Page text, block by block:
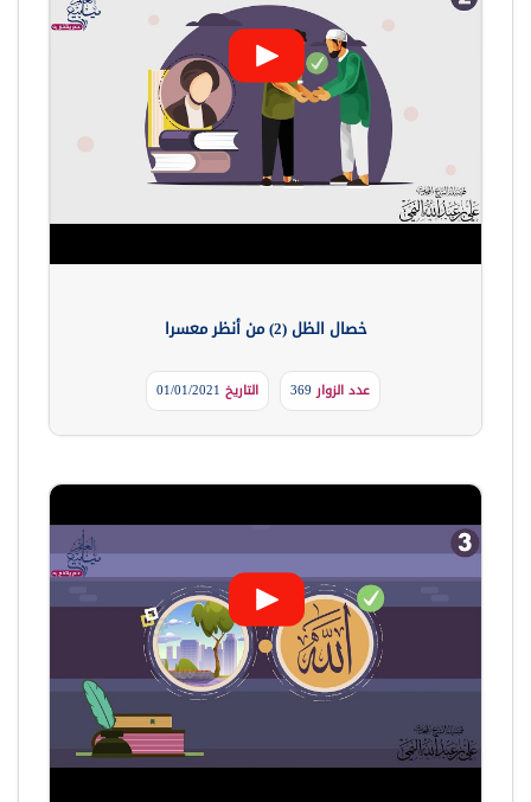
خصال الظل (2) من أنظر معسرا
عدد الزوار التاريخ